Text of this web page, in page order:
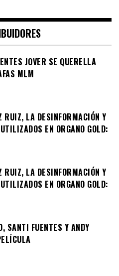
JOVER SE QUERELLA
MLM
RUIZ, LA DESINFORMACIÓN Y
EN ORGANO GOLD:
RUIZ, LA DESINFORMACIÓN Y
EN ORGANO GOLD:
SANTI FUENTES Y ANDY